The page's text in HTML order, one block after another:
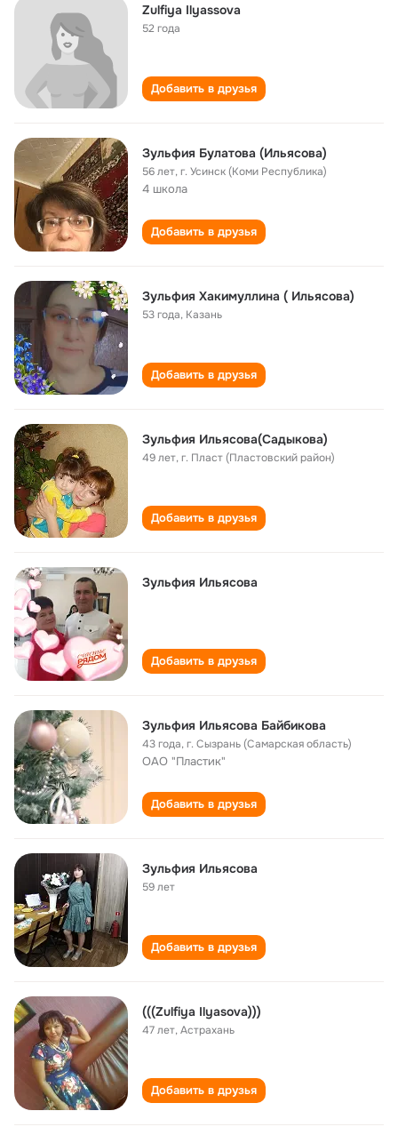
Zulfiya Ilyassova
52 года
Добавить в друзья
Зульфия Булатова (Ильясова)
56 лет,г. Усинск (Коми Республика)
4 школа
Добавить в друзья
Зульфия Хакимуллина ( Ильясова)
53 года, Казань
Добавить в друзья
Зульфия Ильясова(Садыкова)
49 лет,г. Пласт (Пластовский район)
Добавить в друзья
Зульфия Ильясова
Добавить в друзья
Зульфия Ильясова Байбикова
43 года,г. Сызрань (Самарская область)
ОАО "Пластик"
Добавить в друзья
Зульфия Ильясова
59 лет
Добавить в друзья
(((Zulfiya Ilyasova)))
47 лет,Астрахань
Добавить в друзья